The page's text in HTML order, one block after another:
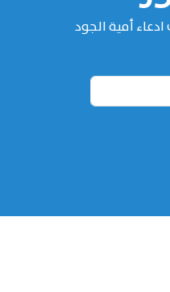
أمية الجود